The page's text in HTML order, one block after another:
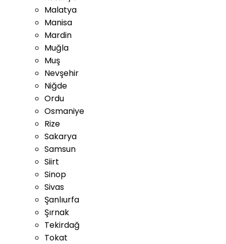
Malatya
Manisa
Mardin
Muğla
Muş
Nevşehir
Niğde
Ordu
Osmaniye
Rize
Sakarya
Samsun
Siirt
Sinop
Sivas
Şanlıurfa
Şırnak
Tekirdağ
Tokat